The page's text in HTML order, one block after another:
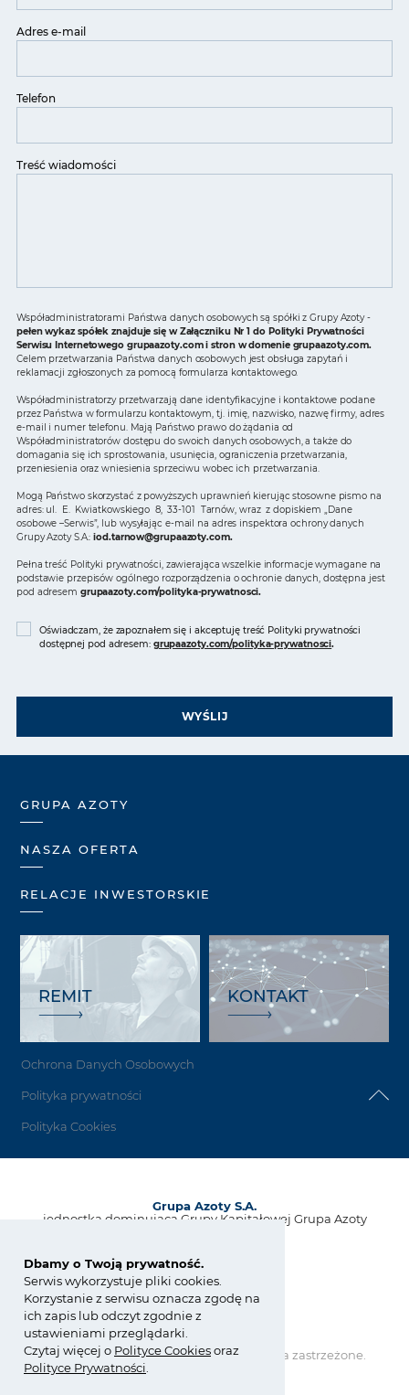
Dbamy o Twoją prywatność.
Serwis wykorzystuje pliki cookies.
Korzystanie z serwisu oznacza zgodę na
ich zapis lub odczyt zgodnie z
ustawieniami przeglądarki.
Czytaj więcej o PolityceCookiesoraz
Polityce Prywatności
Adres e-mail
Telefon
Treść wiadomości
Współadministratorami Państwa danych osobowych są spółki z Grupy Azoty -
pełen wykaz spółek znajduje się w Załączniku Nr 1 do Polityki Prywatności
Serwisu Internetowego grupaazoty.com i stron w domenie grupaazoty.com.
Celem przetwarzania Państwa danych osobowych jest obsługa zapytań i
reklamacji zgłoszonych za pomocą formularza kontaktowego.
Współadministratorzy przetwarzają dane identyfikacyjne i kontaktowe podane
przez Państwa w formularzu kontaktowym, tj. imię, nazwisko, nazwę firmy, adres
e-mail i numer telefonu. Mają Państwo prawo do żądania od
Współadministratorów dostępu do swoich danych osobowych, a także do
domagania się ich sprostowania, usunięcia, ograniczenia przetwarzania,
przeniesienia oraz wniesienia sprzeciwu wobec ich przetwarzania.
Mogą Państwo skorzystać z powyższych uprawnień kierując stosowne pismo na
adres: ul. E. Kwiatkowskiego 8, 33-101 Tarnów, wraz z dopiskiem „Dane
osobowe –Serwis”, lub wysyłając e-mail na adres inspektora ochrony danych
Grupy Azoty S.A.:iod.tarnow@grupaazoty.com.
Pełna treść Polityki prywatności, zawierająca wszelkie informacje wymagane na
podstawie przepisów ogólnego rozporządzenia o ochronie danych, dostępna jest
pod adresem grupaazoty.com/polityka-prywatnosci.
Oświadczam, że zapoznałem się i akceptuję treść Polityki prywatności
dostępnej pod adresem: grupaazoty.com/polityka-prywatnosci.
WYŚLIJ
GRUPA AZOTY
NASZA OFERTA
RELACJE INWESTORSKIE
REMIT KONTAKT
Ochrona Danych Osobowych
Polityka prywatności
Polityka Cookies
Grupa Azoty S.A.
jednostka dominująca Grupy Kapitałowej Grupa Azoty
33-101 Tarnów, Polska
tel.:+48 14 637 37 37
fax: +48 14 633 07 18
kontakt@grupaazoty.com
Copyright © Grupa Azoty. Wszelkie prawa zastrzeżone.